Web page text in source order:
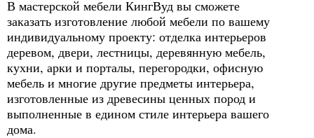
В мастерской мебели КингВуд вы сможете
заказать изготовление любой мебели по вашему
индивидуальному проекту: отделка интерьеров
деревом, двери, лестницы, деревянную мебель,
кухни, арки и порталы, перегородки, офисную
мебель и многие другие предметы интерьера,
изготовленные из древесины ценных пород и
выполненные в едином стиле интерьера вашего
дома.